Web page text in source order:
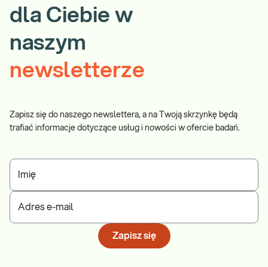
dla Ciebie w
naszym
newsletterze
Zapisz się do naszego newslettera, a na Twoją skrzynkę będą
trafiać informacje dotyczące usług i nowości w ofercie badań.
Imię
Adres e-mail
Zapisz się